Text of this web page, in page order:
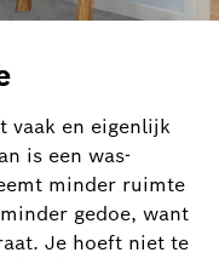
vaak en eigenlijk
is een was-
minder ruimte
gedoe, want
Je hoeft niet te